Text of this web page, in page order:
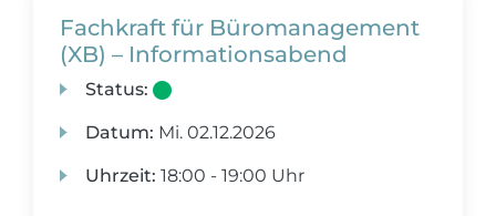
Fachkraft für Büromanagement
(XB) – Informationsabend
Status:
Datum: Mi. 02.12.2026
Uhrzeit: 18:00 - 19:00 Uhr